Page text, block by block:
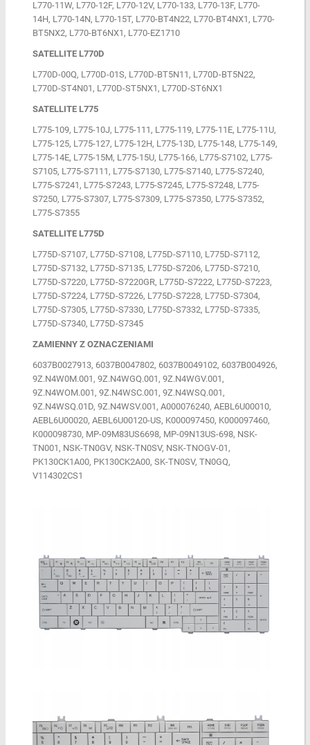
L770-11W, L770-12F, L770-12V, L770-133, L770-13F, L770-
14H, L770-14N, L770-15T, L770-BT4N22, L770-BT4NX1, L770-
BT5NX2, L770-BT6NX1, L770-EZ1710
SATELLITE L770D
L770D-00Q, L770D-01S, L770D-BT5N11, L770D-BT5N22,
L770D-ST4N01, L770D-ST5NX1, L770D-ST6NX1
SATELLITE L775
L775-109, L775-10J, L775-111, L775-119, L775-11E, L775-11U,
L775-125, L775-127, L775-12H, L775-13D, L775-148, L775-149,
L775-14E, L775-15M, L775-15U, L775-166, L775-S7102, L775-
S7105, L775-S7111, L775-S7130, L775-S7140, L775-S7240,
L775-S7241, L775-S7243, L775-S7245, L775-S7248, L775-
S7250, L775-S7307, L775-S7309, L775-S7350, L775-S7352,
L775-S7355
SATELLITE L775D
L775D-S7107, L775D-S7108, L775D-S7110, L775D-S7112,
L775D-S7132, L775D-S7135, L775D-S7206, L775D-S7210,
L775D-S7220, L775D-S7220GR, L775D-S7222, L775D-S7223,
L775D-S7224, L775D-S7226, L775D-S7228, L775D-S7304,
L775D-S7305, L775D-S7330, L775D-S7332, L775D-S7335,
L775D-S7340, L775D-S7345
ZAMIENNY Z OZNACZENIAMI
6037B0027913, 6037B0047802, 6037B0049102, 6037B004926,
9Z.N4W0M.001, 9Z.N4WGQ.001, 9Z.N4WGV.001,
9Z.N4WOM.001, 9Z.N4WSC.001, 9Z.N4WSQ.001,
9Z.N4WSQ.01D, 9Z.N4WSV.001, A000076240, AEBL6U00010,
AEBL6U00020, AEBL6U00120-US, K000097450, K000097460,
K000098730, MP-09M83US6698, MP-09N13US-698, NSK-
TN001, NSK-TN0GV, NSK-TN0SV, NSK-TNOGV-01,
PK130CK1A00, PK130CK2A00, SK-TN0SV, TN0GQ,
V114302CS1